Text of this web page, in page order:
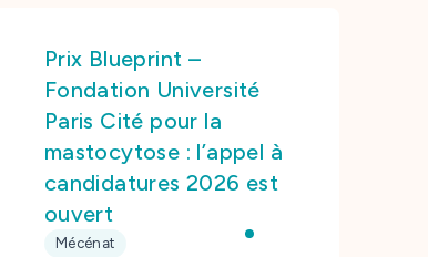
Prix Blueprint –
Fondation Université
Paris Cité pour la
mastocytose : l’appel à
candidatures 2026 est
ouvert
Mécénat